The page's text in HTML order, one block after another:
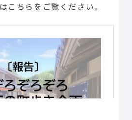
こちらをご覧ください。